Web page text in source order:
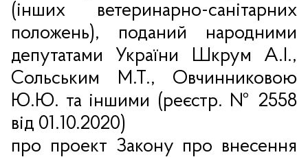
(інших ветеринарно-санітарних
положень), поданий народними
депутатами України Шкрум А.І.,
Сольським М.Т., Овчинниковою
Ю.Ю. та іншими (реєстр. № 2558
від 01.10.2020)
про проект Закону про внесення